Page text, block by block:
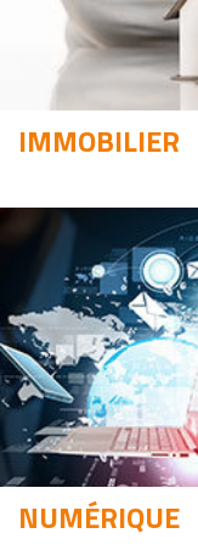
IMMOBILIER
NUMÉRIQUE